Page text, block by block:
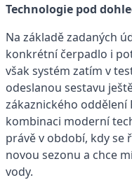
Technologie pod
Na základě zadaných
konkrétní čerpadlo i
však systém zatím v
odeslanou sestavu
zákaznického oddělení
kombinaci moderní
právě v období, kdy se
novou sezonu a chce
vody.